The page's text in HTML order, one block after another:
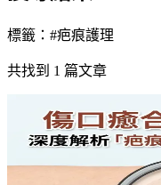
標籤：#疤痕護理
共找到 1 篇文章